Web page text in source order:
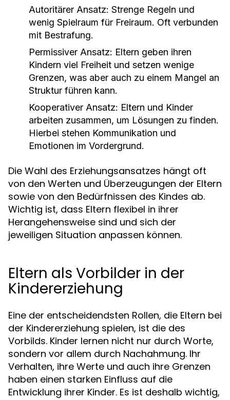
Autoritärer Ansatz: Strenge Regeln und
wenig Spielraum für Freiraum. Oft verbunden
mit Bestrafung.
Permissiver Ansatz: Eltern geben ihren
Kindern viel Freiheit und setzen wenige
Grenzen, was aber auch zu einem Mangel an
Struktur führen kann.
Kooperativer Ansatz: Eltern und Kinder
arbeiten zusammen, um Lösungen zu finden.
Hierbei stehen Kommunikation und
Emotionen im Vordergrund.
Die Wahl des Erziehungsansatzes hängt oft
von den Werten und Überzeugungen der Eltern
sowie von den Bedürfnissen des Kindes ab.
Wichtig ist, dass Eltern flexibel in ihrer
Herangehensweise sind und sich der
jeweiligen Situation anpassen können.
Eltern als Vorbilder in der
Kindererziehung
Eine der entscheidendsten Rollen, die Eltern bei
der Kindererziehung spielen, ist die des
Vorbilds. Kinder lernen nicht nur durch Worte,
sondern vor allem durch Nachahmung. Ihr
Verhalten, ihre Werte und auch ihre Grenzen
haben einen starken Einfluss auf die
Entwicklung ihrer Kinder. Es ist deshalb wichtig,